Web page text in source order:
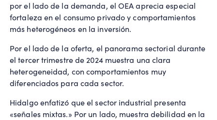
por el lado de la demanda, el OEA aprecia especial
fortaleza en el consumo privado y comportamientos
más heterogéneos en la inversión.
Por el lado de la oferta, el panorama sectorial durante
el tercer trimestre de 2024 muestra una clara
heterogeneidad, con comportamientos muy
diferenciados para cada sector.
Hidalgo enfatizó que el sector industrial presenta
«señales mixtas.» Por un lado, muestra debilidad en la